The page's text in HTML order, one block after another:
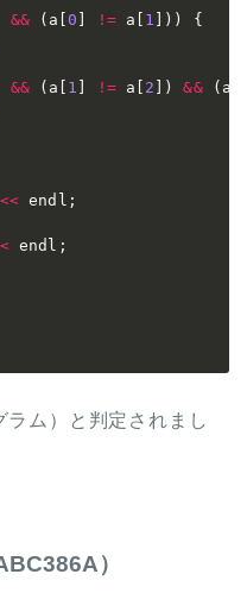
&& ( a [0 ] != a [ 1 ] ) )
{
&& ( a [ 1 ] != a [ 2 ] ) && ( a
<< endl ;
endl ;
ム）と判定されまし
）